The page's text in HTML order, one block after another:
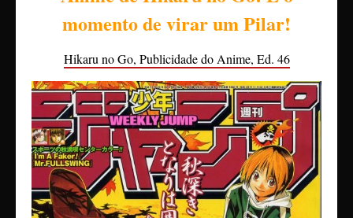
momento de virar um Pilar!
Hikaru no Go, Publicidade do Anime, Ed. 46